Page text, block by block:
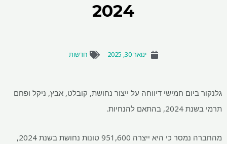
2024
חדשות
חמישי דיווחה על ייצור נחושת, קובלט, אבץ, ניקל ופחם
להנחיות.
מהחברה נמסר כי היא ייצרה 951,600 טונות נחושת בשנת 2024,